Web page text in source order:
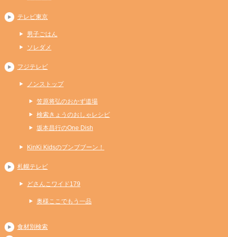
テレビ東京
男子ごはん
ソレダメ
フジテレビ
ノンストップ
笠原将弘のおかず道場
検索きょうのおしゃレシピ
坂本昌行のOne Dish
KinKi Kidsのブンブブーン！
札幌テレビ
どさんこワイド179
奥様ここでもう一品
食材別検索